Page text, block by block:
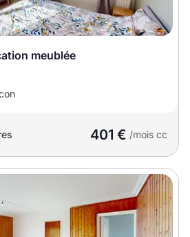
meublée
401 € /mois cc